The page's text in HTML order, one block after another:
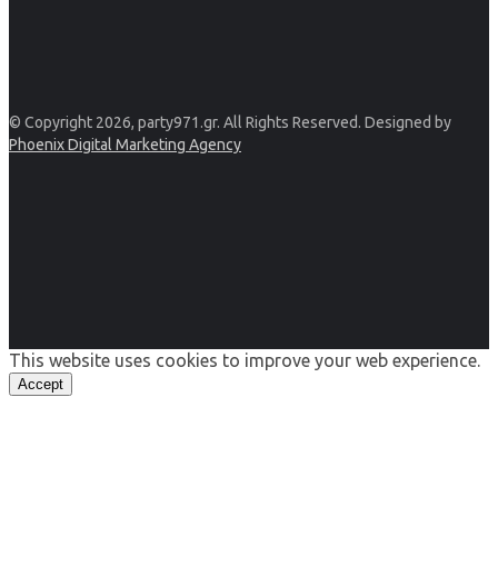
© Copyright 2026, party971.gr. All Rights Reserved. Designed by
Phoenix Digital Marketing Agency
This website uses cookies to improve your web experience.
Accept